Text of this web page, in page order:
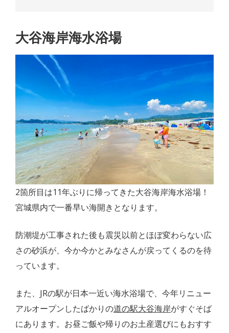
大谷海岸海水浴場
2箇所目は11年ぶりに帰ってきた大谷海岸海水浴場！
宮城県内で一番早い海開きとなります。
防潮堤が工事された後も震災以前とほぼ変わらない広
さの砂浜が、今か今かとみなさんが戻ってくるのを待
っています。
また、JRの駅が日本一近い海水浴場で、今年リニュー
アルオープンしたばかりの道の駅大谷海岸がすぐそば
にあります。お昼ご飯や帰りのお土産選びにもおすす